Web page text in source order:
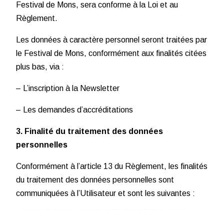
Festival de Mons, sera conforme à la Loi et au
Règlement.
Les données à caractère personnel seront traitées par
le Festival de Mons, conformément aux finalités citées
plus bas, via :
– L’inscription à la Newsletter
– Les demandes d’accréditations
3. Finalité du traitement des données
personnelles
Conformément à l’article 13 du Règlement, les finalités
du traitement des données personnelles sont
communiquées à l’Utilisateur et sont les suivantes :